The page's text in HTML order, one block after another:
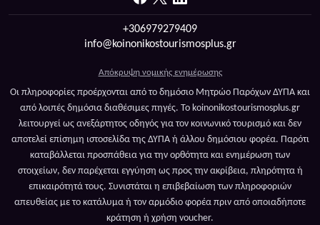
+306979279409
info@koinonikostourismosplus.gr
Απόκρυψη νομικής ενημέρωσης
Οι πληροφορίες προέρχονται από το δημόσιο Μητρώο Παρόχων ΔΥΠΑ και
από λοιπές δημόσια διαθέσιμες πηγές. Το koinonikostourismosplus.gr
λειτουργεί ως ανεξάρτητος οδηγός για τον κοινωνικό τουρισμό και δεν
αποτελεί επίσημη ιστοσελίδα της ΔΥΠΑ ή άλλου δημόσιου φορέα. Παρότι
καταβάλλεται προσπάθεια για την ορθότητα και ενημέρωση των
στοιχείων, δεν παρέχεται εγγύηση ως προς την ακρίβεια, πληρότητα ή
επικαιρότητά τους. Συνιστάται η επιβεβαίωση των πληροφοριών
απευθείας με το κατάλυμα ή τον αρμόδιο φορέα πριν από οποιαδήποτε
κράτηση ή χρήση voucher.